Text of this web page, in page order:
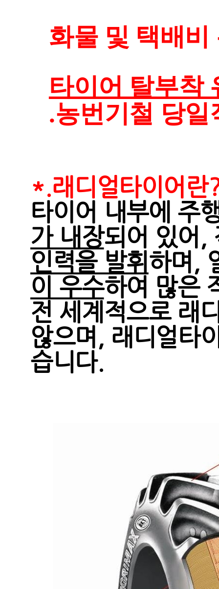
화물 및 택배
타이어 탈부착
.농번기철 당일
*.래디얼타이어란
타이어 내부에 주
가 내장되어 있어,
인력을 발휘 하며,
이 우수하여 많은
전 세계적으로 래
않으며, 래디얼타
습니다.